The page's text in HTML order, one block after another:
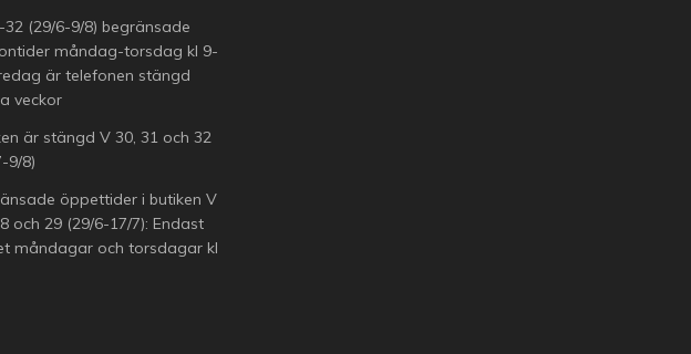
32 (29/6-9/8) begränsade
måndag-torsdag kl 9-
är telefonen stängd
veckor
är stängd V 30, 31 och 32
9/8)
öppettider i butiken V
och 29 (29/6-17/7): Endast
måndagar och torsdagar kl